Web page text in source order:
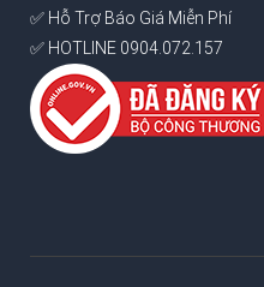
✅ Hỗ Trợ Báo Giá Miễn Phí
✅ HOTLINE 0904.072.157